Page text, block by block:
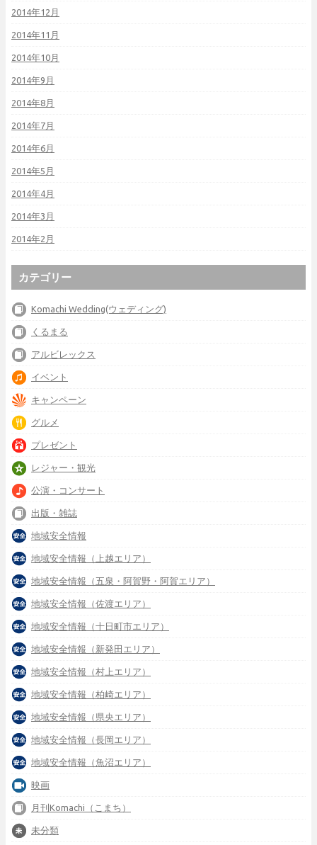
2014年12月
2014年11月
2014年10月
2014年9月
2014年8月
2014年7月
2014年6月
2014年5月
2014年4月
2014年3月
2014年2月
カテゴリー
Komachi Wedding(ウェディング)
くるまる
アルビレックス
イベント
キャンペーン
グルメ
プレゼント
レジャー・観光
公演・コンサート
出版・雑誌
地域安全情報
地域安全情報（上越エリア）
地域安全情報（五泉・阿賀野・阿賀エリア）
地域安全情報（佐渡エリア）
地域安全情報（十日町市エリア）
地域安全情報（新発田エリア）
地域安全情報（村上エリア）
地域安全情報（柏崎エリア）
地域安全情報（県央エリア）
地域安全情報（長岡エリア）
地域安全情報（魚沼エリア）
映画
月刊Komachi（こまち）
未分類